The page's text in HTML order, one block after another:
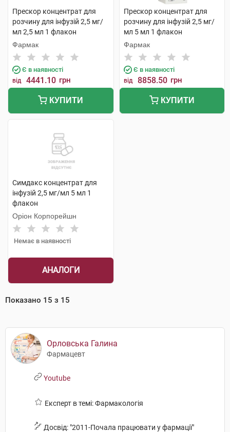
Прескор концентрат для
розчину для інфузій 2,5 мг/
мл 2,5 мл 1 флакон
Фармак
Є в наявності
від 4441.10 грн
КУПИТИ
Прескор концентрат для
розчину для інфузій 2,5 мг/
мл 5 мл 1 флакон
Фармак
Є в наявності
від 8858.50 грн
КУПИТИ
Симдакс концентрат для
інфузій 2,5 мг/мл 5 мл 1
флакон
Оріон Корпорейшн
Немає в наявності
АНАЛОГИ
Показано 15 з 15
Орловська Галина
Фармацевт
Youtube
Експерт в темі: Фармакологія
Досвід: "2011-Почала працювати у фармації"